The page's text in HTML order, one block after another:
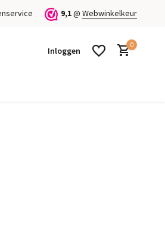
9,1@ Webwinkelkeur
Inloggen
0